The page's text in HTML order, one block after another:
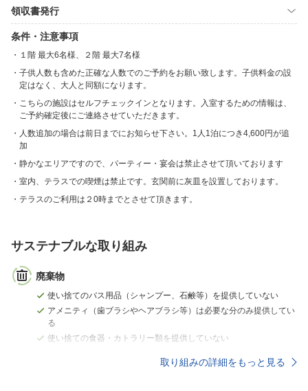
領収書発行
条件・注意事項
１階 最大6名様、２階 最大7名様
子供人数も含めた正確な人数でのご予約をお願い致します。子供料金の設
定はなく、大人と同額になります。
こちらの施設はセルフチェックインとなります。入室するための情報は、
ご予約確定後にご連絡させていただきます。
人数追加の場合は前日までにお知らせ下さい。1人1泊につき4,600円が追
加
静かなエリアですので、パーティー・宴会は禁止させて頂いております
室内、テラスでの喫煙は禁止です。玄関前に灰皿を設置しております。
テラスのご利用は２0時までとさせて頂きます。
サステナブルな取り組み
廃棄物
使い捨てのバス用品（シャンプー、石鹸等）を提供していない
アメニティ（歯ブラシやヘアブラシ等）は必要な分のみ提供してい
る
使い捨ての食器・カトラリー類を提供していない
取り組みの詳細をもっと見る